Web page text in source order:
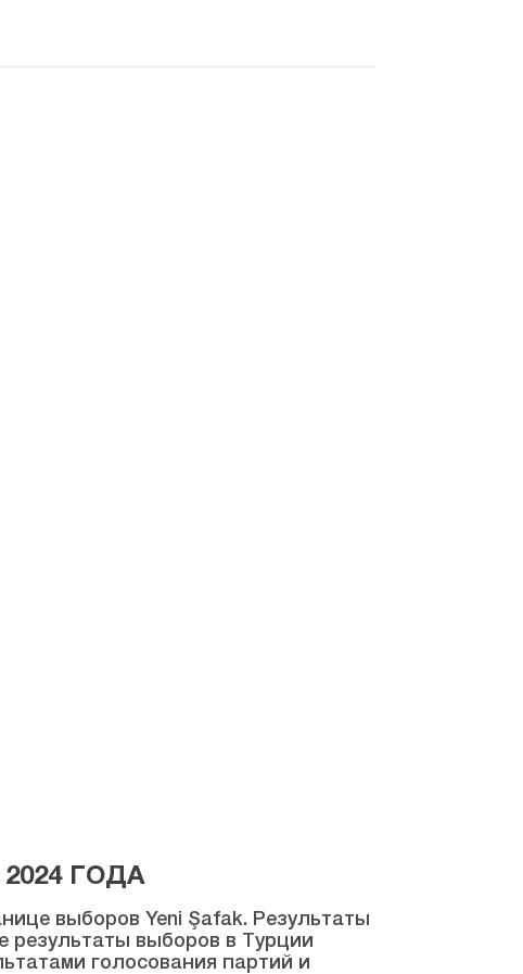
ГОДА
выборов Yeni Şafak. Результаты
результаты выборов в Турции
голосования партий и